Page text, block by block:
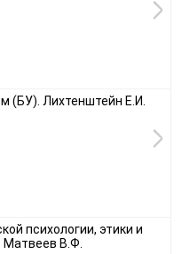
(БУ). Лихтенштейн Е.И.
психологии, этики и
Матвеев В.Ф.